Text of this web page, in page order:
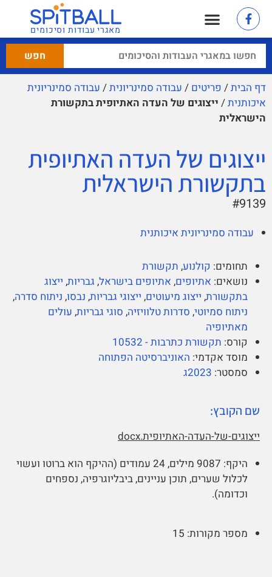
מאגרי עבודות וסיכומים
דף הבית/ פריטים / עבודה סמינריונית/ עבודה סמינריונית
איכותנית/ ייצוגים של העדה האתיופית בתקשורת
הישראלית
ייצוגים של העדה האתיופית
בתקשורת הישראלית
#9139
עבודה סמינריונית איכותנית
תחומים: קולנוע, תקשורת
נושאים: אתיופים, אתיופים בישראל, גבריות, ייצוג
בתקשורת, ייצוג מיעוטים, ייצוגי גבריות, נבסו, ניתוח סדרה,
ניתוח סמיוטי, סדרות טלוויזיה, סוגי גבריות, עולים
מאתיופיה
קורס: תקשורת כתרבות - 10532
מוסד אקדמי: האוניברסיטה הפתוחה
סמסטר: 2023ג
שם הקובץ:
ייצוגים-של-העדה-האתיופית.docx
היקף:
9087 מילים, 24 עמודים (ההיקף הוא ברוטו ועשוי
לכלול שערים, תוכן עניינים, ביבליוגרפיה, נספחים
וכדומה).
מספר מקורות: 15